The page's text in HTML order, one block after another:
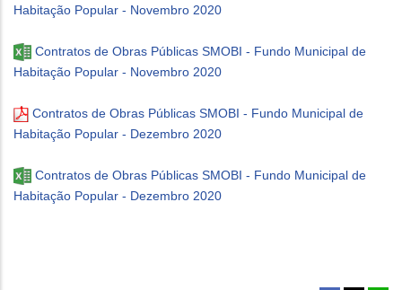
Habitação Popular - Novembro 2020
Contratos de Obras Públicas SMOBI - Fundo Municipal de
Habitação Popular - Novembro 2020
Contratos de Obras Públicas SMOBI - Fundo Municipal de
Habitação Popular - Dezembro 2020
Contratos de Obras Públicas SMOBI - Fundo Municipal de
Habitação Popular - Dezembro 2020